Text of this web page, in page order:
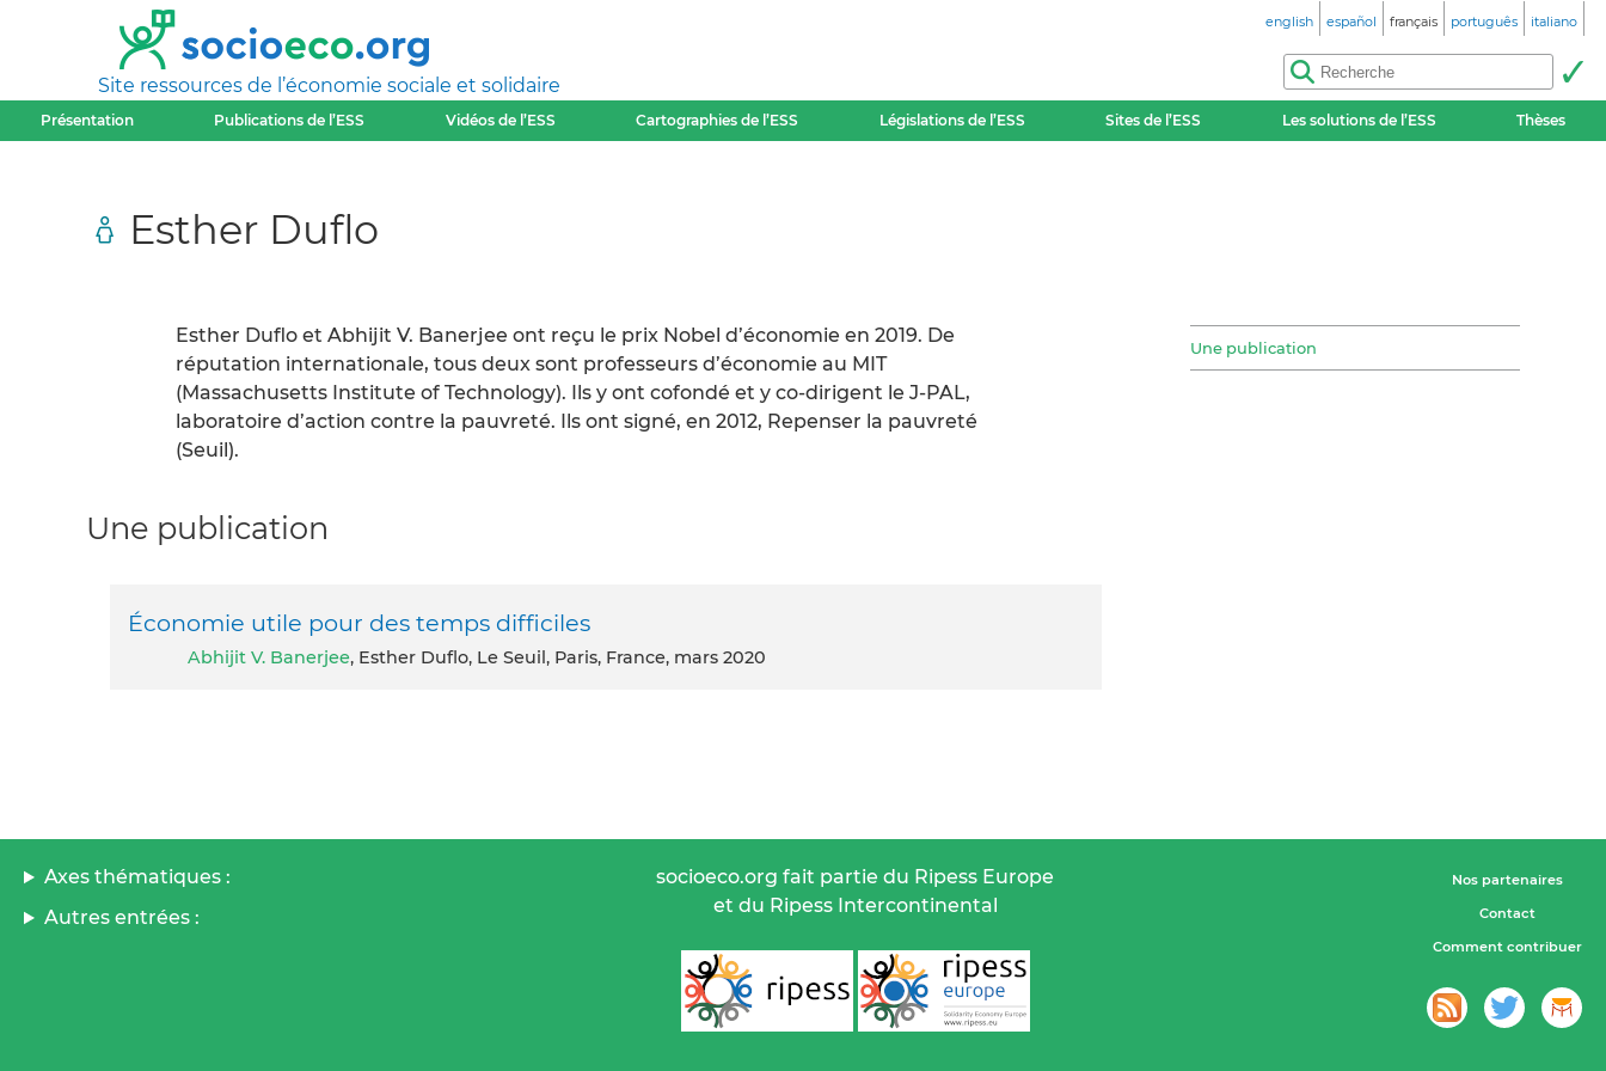
Site ressources de l’économie sociale et solidaire
english español français português italiano
Présentation Publications de l’ESS Vidéos de l’ESS Cartographies de l’ESS Législations de l’ESS Sites de l’ESS Les solutions de l’ESS Thèses
Esther Duflo
Esther Duflo et Abhijit V. Banerjee ont reçu le prix Nobel d’économie en 2019. De
réputation internationale, tous deux sont professeurs d’économie au MIT
(Massachusetts Institute of Technology). Ils y ont cofondé et y co-dirigent le J-PAL,
laboratoire d’action contre la pauvreté. Ils ont signé, en 2012, Repenser la pauvreté
(Seuil).
Une publication
Une publication
Économie utile pour des temps difficiles
Abhijit V. Banerjee, Esther Duflo, Le Seuil, Paris, France, mars 2020
Axes thématiques :
Autres entrées :
socioeco.org fait partie du Ripess Europe
et du Ripess Intercontinental
Nos partenaires
Contact
Comment contribuer